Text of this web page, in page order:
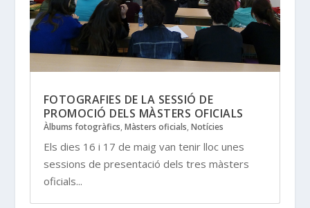
FOTOGRAFIES DE LA SESSIÓ DE
PROMOCIÓ DELS MÀSTERS OFICIALS
Àlbums fotogràfics, Màsters oficials, Notícies
Els dies 16 i 17 de maig van tenir lloc unes
sessions de presentació dels tres màsters
oficials...